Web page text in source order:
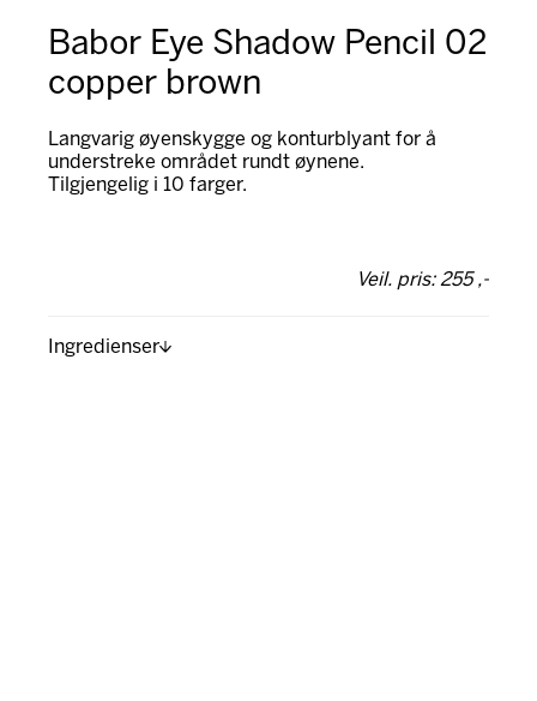
Babor Eye Shadow Pencil 02
copper brown
Langvarig øyenskygge og konturblyant for å
understreke området rundt øynene.
Tilgjengelig i 10 farger.
Veil. pris: 255 ,-
Ingredienser